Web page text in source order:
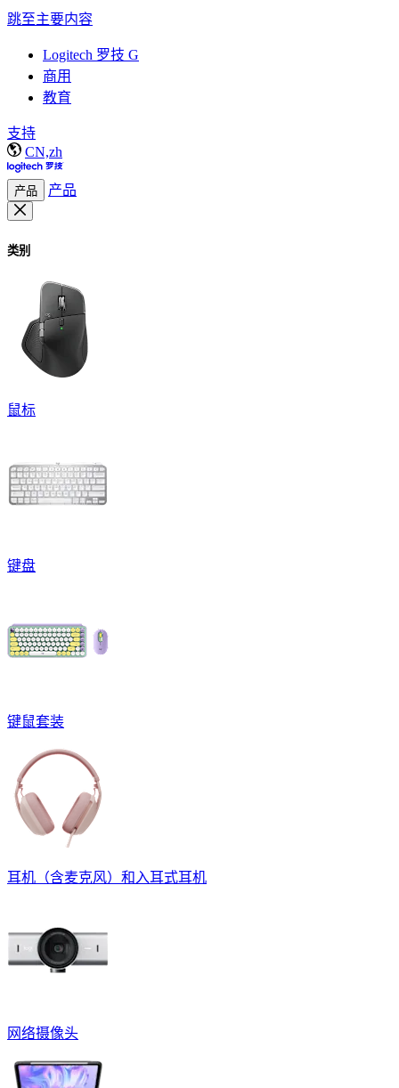
跳至主要内容
Logitech 罗技 G
商用
教育
支持
CN,zh
产品 产品
类别
鼠标
键盘
键鼠套装
耳机（含麦克风）和入耳式耳机
网络摄像头